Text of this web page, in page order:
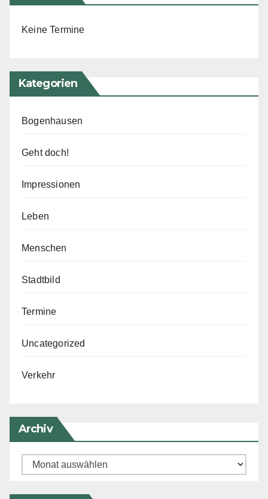
Keine Termine
Kategorien
Bogenhausen
Geht doch!
Impressionen
Leben
Menschen
Stadtbild
Termine
Uncategorized
Verkehr
Archiv
Archiv